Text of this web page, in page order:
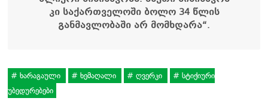
კი საქართველოში ბოლო 34 წლის
განმავლობაში არ მომხდარა“.
ხარაგაული ხემაღალი ღვერკი
სტიქიური
უბედურებები